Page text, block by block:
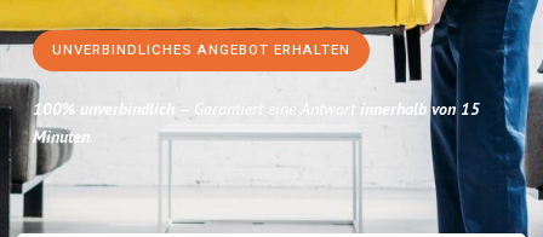
UNVERBINDLICHES ANGEBOT ERHALTEN
100% unverbindlich – Garantiert eine Antwort innerhalb von 15
Minuten.